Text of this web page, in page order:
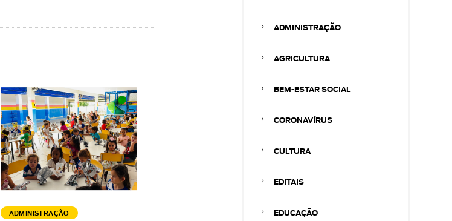
ADMINISTRAÇÃO
ADMINISTRAÇÃO
AGRICULTURA
BEM-ESTAR SOCIAL
CORONAVÍRUS
CULTURA
EDITAIS
EDUCAÇÃO